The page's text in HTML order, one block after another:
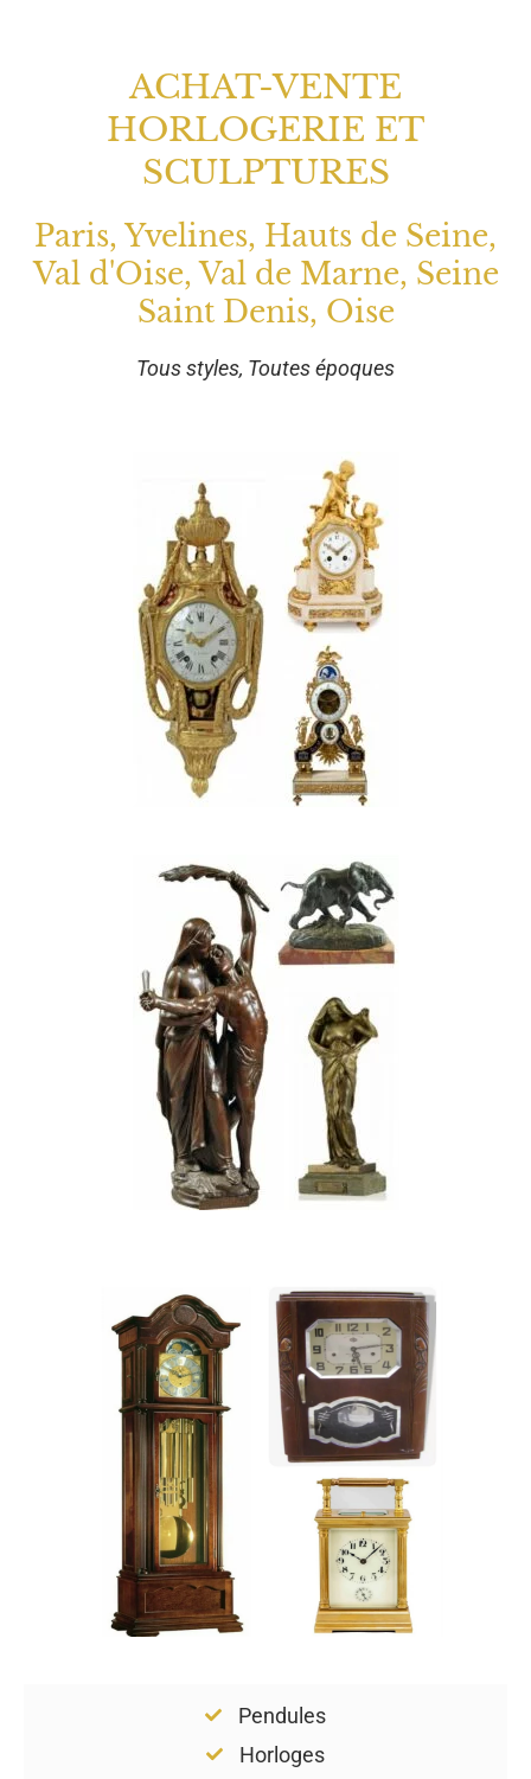
ACHAT-VENTE
HORLOGERIE ET
SCULPTURES
Paris, Yvelines, Hauts de Seine,
Val d'Oise, Val de Marne, Seine
Saint Denis, Oise
Tous styles, Toutes époques
Pendules
Horloges